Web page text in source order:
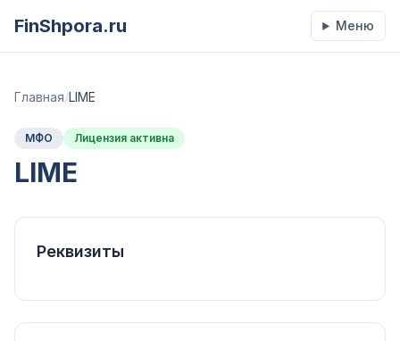
FinShpora.ru Меню
Главная/LIME
МФО Лицензия активна
LIME
Реквизиты